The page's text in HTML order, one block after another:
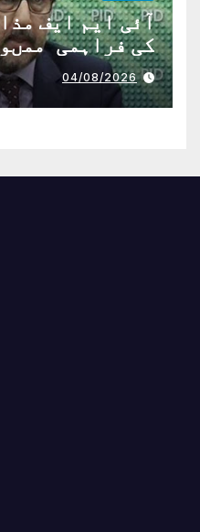
آئی ایم ایف
کی فراہمی
04/08/2026